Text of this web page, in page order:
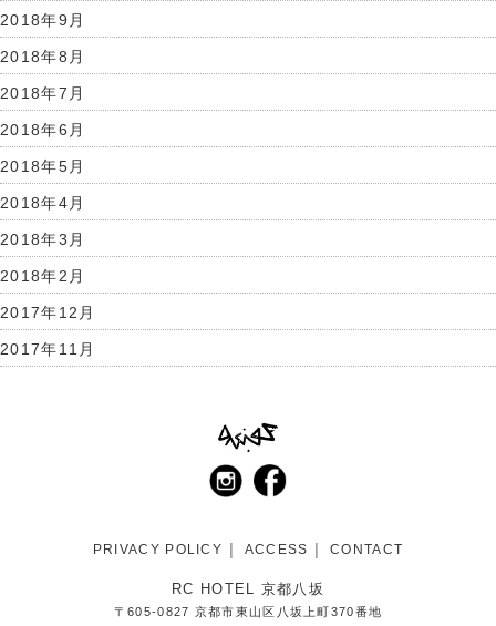
2018年9月
2018年8月
2018年7月
2018年6月
2018年5月
2018年4月
2018年3月
2018年2月
2017年12月
2017年11月
PRIVACY POLICY ACCESS CONTACT
RC HOTEL 京都八坂
〒605-0827 京都市東山区八坂上町370番地